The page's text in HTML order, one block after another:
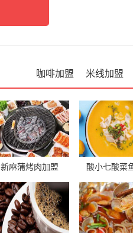
米线加盟
咖啡加盟
新麻蒲烤肉加盟 酸小七酸菜